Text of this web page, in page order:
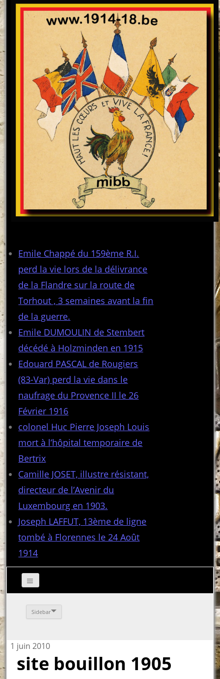
Emile Chappé du 159ème R.I.
perd la vie lors de la délivrance
de la Flandre sur la route de
Torhout , 3 semaines avant la fin
de la guerre.
Emile DUMOULIN de Stembert
décédé à Holzminden en 1915
Edouard PASCAL de Rougiers
(83-Var) perd la vie dans le
naufrage du Provence II le 26
Février 1916
colonel Huc Pierre Joseph Louis
mort à l’hôpital temporaire de
Bertrix
Camille JOSET, illustre résistant,
directeur de l’Avenir du
Luxembourg en 1903.
Joseph LAFFUT, 13ème de ligne
tombé à Florennes le 24 Août
1914
Sidebar
1 juin 2010
site bouillon 1905